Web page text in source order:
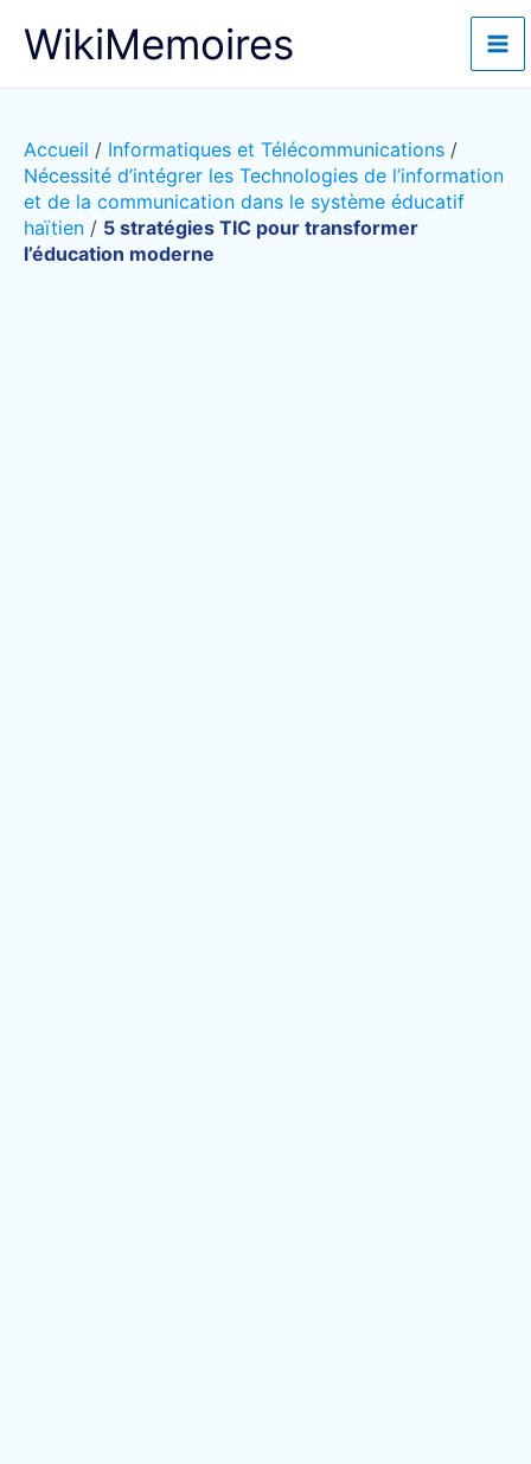
WikiMemoires
Accueil / Informatiques et Télécommunications /
Nécessité d’intégrer les Technologies de l’information
et de la communication dans le système éducatif
haïtien / 5 stratégies TIC pour transformer
l’éducation moderne